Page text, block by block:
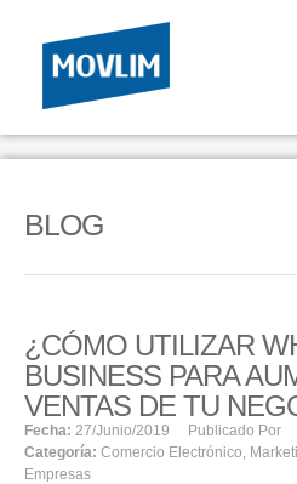
INICIO
HOSTING
HOSTING
RESELLER
SERVIDORES VPS
BLOG
¿CÓMO UTILIZAR
BUSINESS PARA
VENTAS DE TU
Fecha: 27/junio/2019
Publicado Por
Categoría: Comercio Electrónico,
Empresas